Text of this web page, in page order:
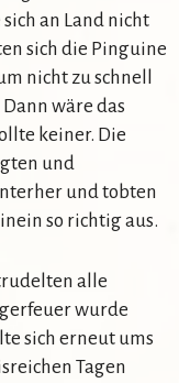
an Land nicht
sich die Pinguine
nicht zu schnell
wäre das
keiner. Die
und
und tobten
so richtig aus.
alle
wurde
sich erneut ums
Tagen